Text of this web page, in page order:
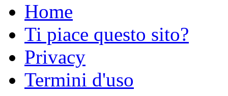
Home
Ti piace questo sito?
Privacy
Termini d'uso